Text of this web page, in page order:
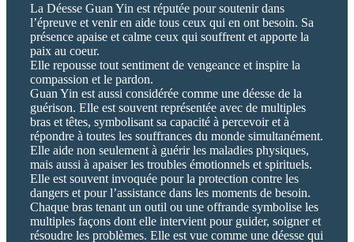
La Déesse Guan Yin est réputée pour soutenir dans
l’épreuve et venir en aide tous ceux qui en ont besoin. Sa
présence apaise et calme ceux qui souffrent et apporte la
paix au coeur.
Elle repousse tout sentiment de vengeance et inspire la
compassion et le pardon.
Guan Yin est aussi considérée comme une déesse de la
guérison. Elle est souvent représentée avec de multiples
bras et têtes, symbolisant sa capacité à percevoir et à
répondre à toutes les souffrances du monde simultanément.
Elle aide non seulement à guérir les maladies physiques,
mais aussi à apaiser les troubles émotionnels et spirituels.
Elle est souvent invoquée pour la protection contre les
dangers et pour l’assistance dans les moments de besoin.
Chaque bras tenant un outil ou une offrande symbolise les
multiples façons dont elle intervient pour guider, soigner et
résoudre les problèmes. Elle est vue comme une déesse qui